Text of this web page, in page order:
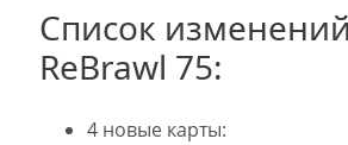
Список
ReBrawl 75:
4 новые карты: